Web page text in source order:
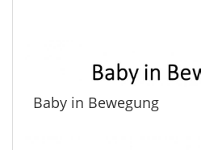
Baby in Bewegung